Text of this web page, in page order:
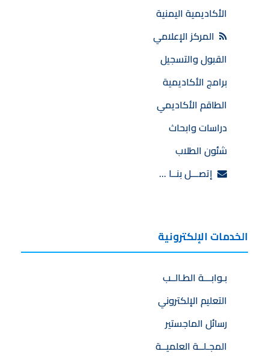
الأكاديمية اليمنية
المركز الإعلامي
القبول والتسجيل
برامج الأكاديمية
الطاقم الأكاديمي
دراسات وابحاث
شئون الطلاب
إتصـــل بنــا …
الخدمات الإلكترونية
بـوابـــة الطـالــب
التعليم الإلكتروني
رسائل الماجستير
المجـلــة العلميــة